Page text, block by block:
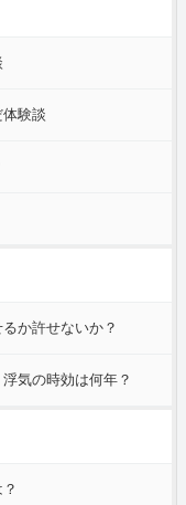
験談
か許せないか？
気の時効は何年？